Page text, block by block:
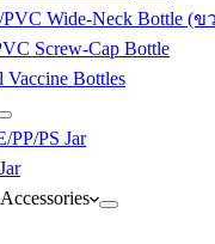
Wide-Neck Bottle (
Screw-Cap Bottle
Bottles
PS Jar